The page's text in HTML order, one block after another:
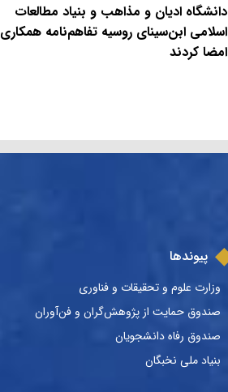
دانشگاه ادیان و مذاهب و بنیاد مطالعات
اسلامی ابن‌سینای روسیه تفاهم‌نامه همکاری
امضا کردند
پیوندها
وزارت علوم و تحقیقات و فناوری
صندوق حمایت از پژوهش‌گران و فن‌آوران
صندوق رفاه دانشجویان
بنیاد ملی نخبگان